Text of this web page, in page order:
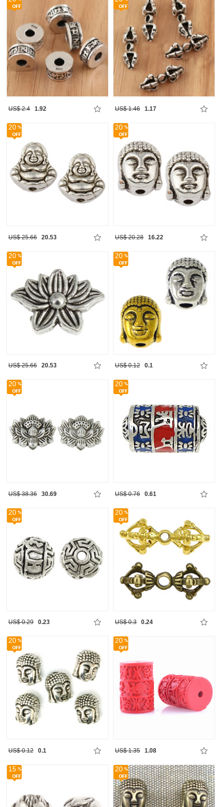
US$ 2.4 1.92 US$ 1.46 1.17
20
US$ 25.66 20.53
20
US$ 20.28 16.22
20
US$ 25.66 20.53
20
US$ 0.12 0.1
20
US$ 38.36 30.69
20
US$ 0.76 0.61
20
US$ 0.29 0.23
20
US$ 0.3 0.24
20
US$ 0.12 0.1
20
US$ 1.35 1.08
15 20